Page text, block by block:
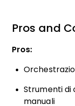
Pros and
Pros:
Strumenti di
manuali